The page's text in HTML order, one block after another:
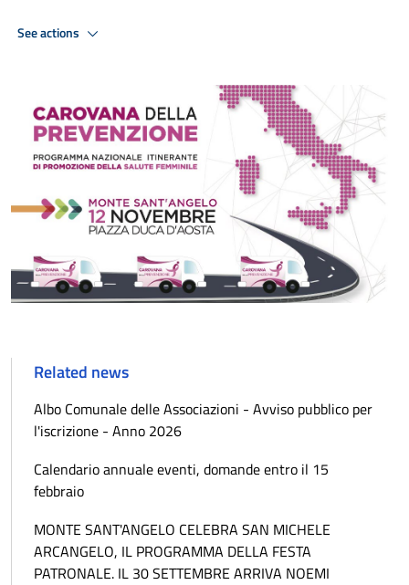
See actions
Related news
Albo Comunale delle Associazioni - Avviso pubblico per
l'iscrizione - Anno 2026
Calendario annuale eventi, domande entro il 15
febbraio
MONTE SANT'ANGELO CELEBRA SAN MICHELE
ARCANGELO, IL PROGRAMMA DELLA FESTA
PATRONALE. IL 30 SETTEMBRE ARRIVA NOEMI